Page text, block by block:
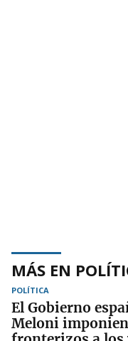
MÁS EN
POLÍTICA
El Gobierno
Meloni